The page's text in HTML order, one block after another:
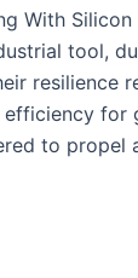
With
tool,
resilience
for
to propel